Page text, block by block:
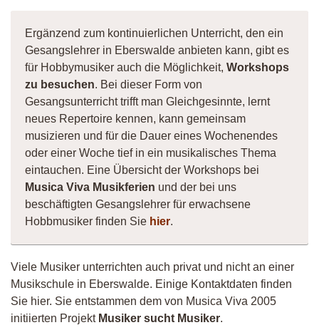
Ergänzend zum kontinuierlichen Unterricht, den ein
Gesangslehrer in Eberswalde anbieten kann, gibt es
für Hobbymusiker auch die Möglichkeit, Workshops
zu besuchen. Bei dieser Form von
Gesangsunterricht trifft man Gleichgesinnte, lernt
neues Repertoire kennen, kann gemeinsam
musizieren und für die Dauer eines Wochenendes
oder einer Woche tief in ein musikalisches Thema
eintauchen. Eine Übersicht der Workshops bei
Musica Viva Musikferien und der bei uns
beschäftigten Gesangslehrer für erwachsene
Hobbmusiker finden Sie hier.
Viele Musiker unterrichten auch privat und nicht an einer
Musikschule in Eberswalde. Einige Kontaktdaten finden
Sie hier. Sie entstammen dem von Musica Viva 2005
initiierten Projekt Musiker sucht Musiker.